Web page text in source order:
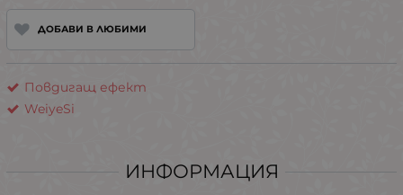
ДОБАВИ В ЛЮБИМИ
Повдигащ ефект
WeiyeSi
ИНФОРМАЦИЯ